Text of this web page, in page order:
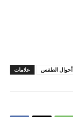
علامات أحوال الطقس